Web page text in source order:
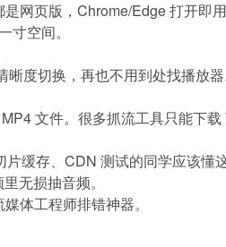
网页版，Chrome/Edge 打开即用
空间。
晰度切换，再也不用到处找播放
文件。很多抓流工具只能下
缓存、CDN 测试的同学应该懂
无损抽音频。
体工程师排错神器。